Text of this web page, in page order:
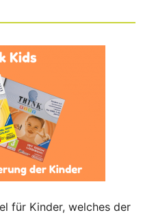
für Kinder, welches der